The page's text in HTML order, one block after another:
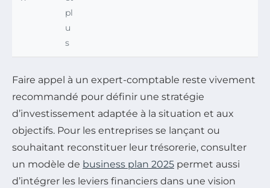
pl
u
s
Faire appel à un expert-comptable reste vivement
recommandé pour définir une stratégie
d’investissement adaptée à la situation et aux
objectifs. Pour les entreprises se lançant ou
souhaitant reconstituer leur trésorerie, consulter
un modèle de business plan 2025 permet aussi
d’intégrer les leviers financiers dans une vision